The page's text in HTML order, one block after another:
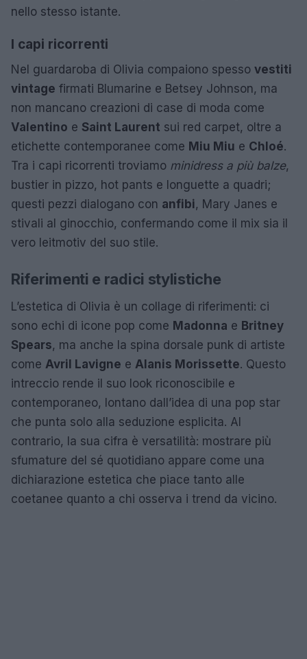
nello stesso istante.
I capi ricorrenti
Nel guardaroba di Olivia compaiono spesso vestiti
vintage firmati Blumarine e Betsey Johnson, ma
non mancano creazioni di case di moda come
Valentino e Saint Laurent sui red carpet, oltre a
etichette contemporanee come Miu Miu e Chloé.
Tra i capi ricorrenti troviamo minidress a più balze,
bustier in pizzo, hot pants e longuette a quadri;
questi pezzi dialogano con anfibi, Mary Janes e
stivali al ginocchio, confermando come il mix sia il
vero leitmotiv del suo stile.
Riferimenti e radici stylistiche
L’estetica di Olivia è un collage di riferimenti: ci
sono echi di icone pop come Madonna e Britney
Spears, ma anche la spina dorsale punk di artiste
come Avril Lavigne e Alanis Morissette. Questo
intreccio rende il suo look riconoscibile e
contemporaneo, lontano dall’idea di una pop star
che punta solo alla seduzione esplicita. Al
contrario, la sua cifra è versatilità: mostrare più
sfumature del sé quotidiano appare come una
dichiarazione estetica che piace tanto alle
coetanee quanto a chi osserva i trend da vicino.